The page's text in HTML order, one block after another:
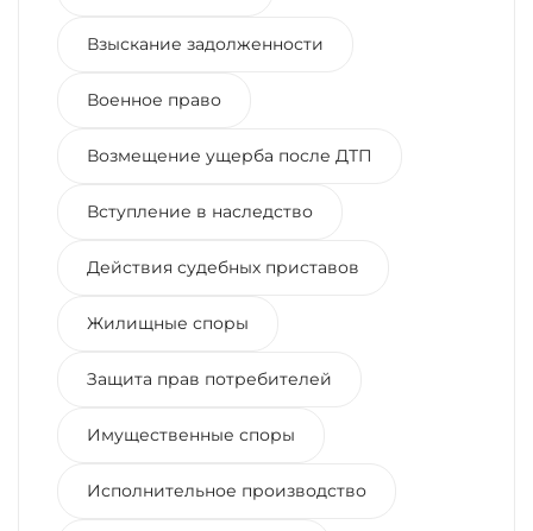
Взыскание задолженности
Военное право
Возмещение ущерба после ДТП
Вступление в наследство
Действия судебных приставов
Жилищные споры
Защита прав потребителей
Имущественные споры
Исполнительное производство